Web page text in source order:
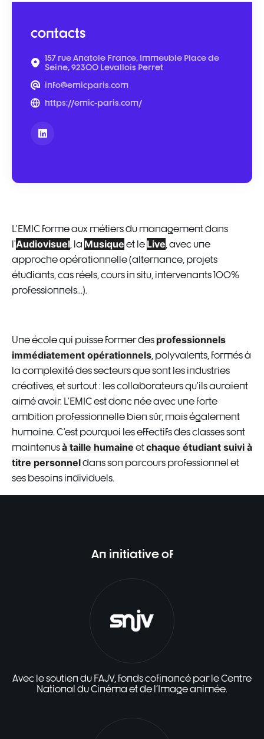
contacts
157 rue Anatole France, Immeuble Place de
Seine, 92300 Levallois Perret
info@emicparis.com
https://emic-paris.com/
L’EMIC forme aux métiers du management dans
l’Audiovisuel , la Musique et le Live , avec une
approche opérationnelle (alternance, projets
étudiants, cas réels, cours in situ, intervenants 100%
professionnels…).
Une école qui puisse former des professionnels
immédiatement opérationnels , polyvalents, formés à
la complexité des secteurs que sont les industries
créatives, et surtout : les collaborateurs qu’ils auraient
aimé avoir. L’EMIC est donc née avec une forte
ambition professionnelle bien sûr, mais également
humaine. C’est pourquoi les effectifs des classes sont
maintenusà taille humaine etchaque étudiant suivi à
titre personneldans son parcours professionnel et
ses besoins individuels.
An initiative of
Avec le soutien du FAJV, fonds cofinancé par le Centre
National du Cinéma et de l'Image animée.